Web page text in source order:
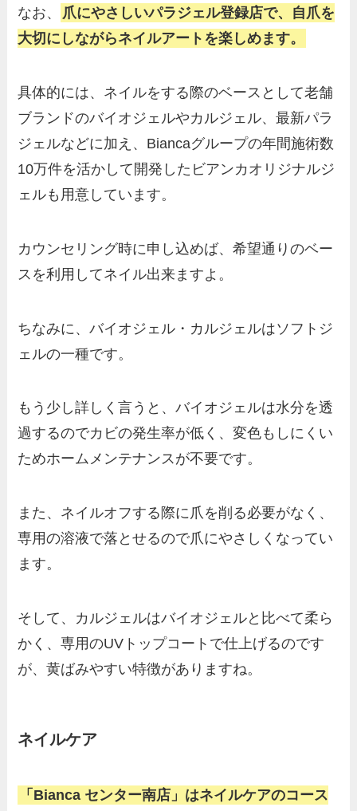
なお、
爪にやさしいパラジェル登録店で、自爪を
大切にしながらネイルアートを楽しめます。
具体的には、ネイルをする際のベースとして老舗
ブランドのバイオジェルやカルジェル、最新パラ
ジェルなどに加え、Biancaグループの年間施術数
10万件を活かして開発したビアンカオリジナルジ
ェルも用意しています。
カウンセリング時に申し込めば、希望通りのベー
スを利用してネイル出来ますよ。
ちなみに、バイオジェル・カルジェルはソフトジ
ェルの一種です。
もう少し詳しく言うと、バイオジェルは水分を透
過するのでカビの発生率が低く、変色もしにくい
ためホームメンテナンスが不要です。
また、ネイルオフする際に爪を削る必要がなく、
専用の溶液で落とせるので爪にやさしくなってい
ます。
そして、カルジェルはバイオジェルと比べて柔ら
かく、専用のUVトップコートで仕上げるのです
が、黄ばみやすい特徴がありますね。
ネイルケア
「Bianca センター南店」はネイルケアのコース